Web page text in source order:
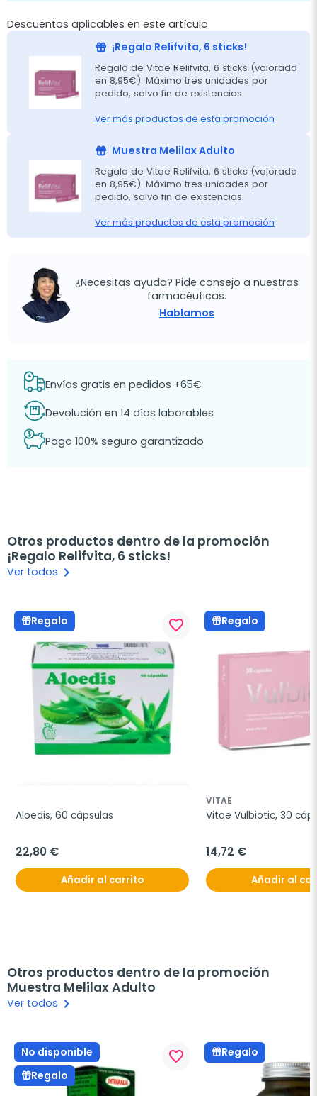
Descuentos aplicables en este artículo
¡Regalo Relifvita, 6 sticks!
Regalo de Vitae Relifvita, 6 sticks (valorado
en 8,95€). Máximo tres unidades por
pedido, salvo fin de existencias.
Ver más productos de esta promoción
Muestra Melilax Adulto
Regalo de Vitae Relifvita, 6 sticks (valorado
en 8,95€). Máximo tres unidades por
pedido, salvo fin de existencias.
Ver más productos de esta promoción
¿Necesitas ayuda? Pide consejo a nuestras
farmacéuticas.
Hablamos
Envíos gratis en pedidos +65€
Devolución en 14 días laborables
Pago 100% seguro garantizado
Otros productos dentro de la promoción
¡Regalo Relifvita, 6 sticks!
Ver todos keyboard_arrow_right
Regalo favorite_border
Aloedis, 60 cápsulas
22,80 €
Añadir al carrito
Regalo
VITAE
Vitae Vulbiotic, 30
14,72 €
Añadir al
Otros productos dentro de la promoción
Muestra Melilax Adulto
Ver todos keyboard_arrow_right
No disponible
Regalo
favorite_border Regalo